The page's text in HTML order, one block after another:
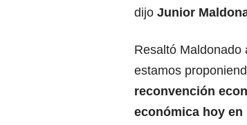
dijo Junior
Resaltó Maldonado
estamos
reconvención
económica hoy en